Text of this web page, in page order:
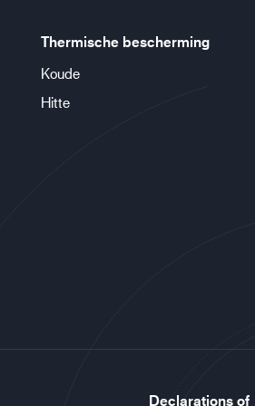
Thermische bescherming
Koude
Hitte
Declarations of